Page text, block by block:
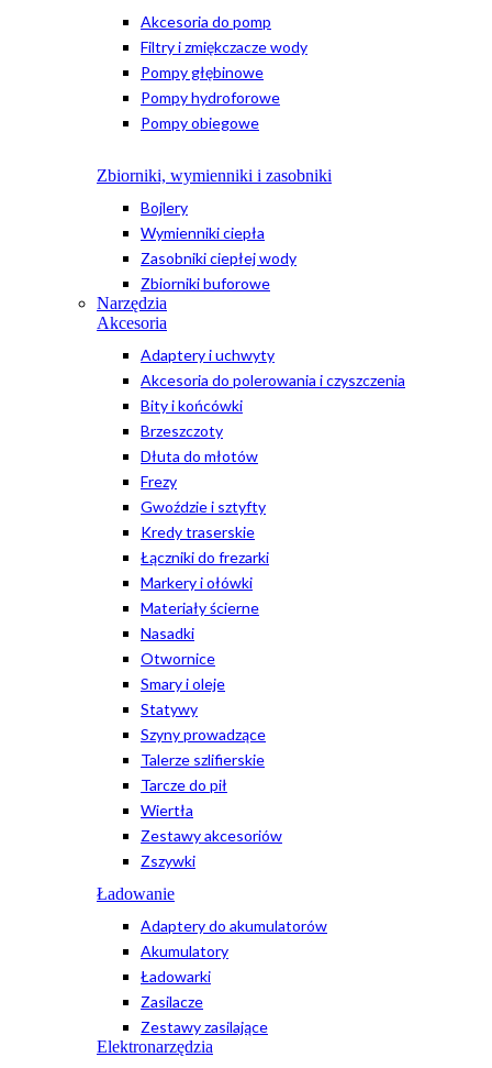
Akcesoria do pomp
Filtry i zmiękczacze wody
Pompy głębinowe
Pompy hydroforowe
Pompy obiegowe
Zbiorniki, wymienniki i zasobniki
Bojlery
Wymienniki ciepła
Zasobniki ciepłej wody
Zbiorniki buforowe
Narzędzia
Akcesoria
Adaptery i uchwyty
Akcesoria do polerowania i czyszczenia
Bity i końcówki
Brzeszczoty
Dłuta do młotów
Frezy
Gwoździe i sztyfty
Kredy traserskie
Łączniki do frezarki
Markery i ołówki
Materiały ścierne
Nasadki
Otwornice
Smary i oleje
Statywy
Szyny prowadzące
Talerze szlifierskie
Tarcze do pił
Wiertła
Zestawy akcesoriów
Zszywki
Ładowanie
Adaptery do akumulatorów
Akumulatory
Ładowarki
Zasilacze
Zestawy zasilające
Elektronarzędzia